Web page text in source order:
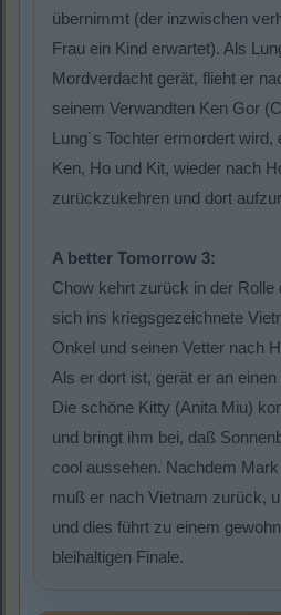
übernimmt (der inzwischen
Frau ein Kind erwartet). Als
Mordverdacht gerät, flieht er
seinem Verwandten Ken Gor
Lung´s Tochter ermordert
Ken, Ho und Kit, wieder nach
zurückzukehren und dort
A better Tomorrow 3:
Chow kehrt zurück in der Rolle
sich ins kriegsgezeichnete
Onkel und seinen Vetter nach
Als er dort ist, gerät er an
Die schöne Kitty (Anita Miu)
und bringt ihm bei, daß
cool aussehen. Nachdem
muß er nach Vietnam zurück,
und dies führt zu einem
bleihaltigen Finale.